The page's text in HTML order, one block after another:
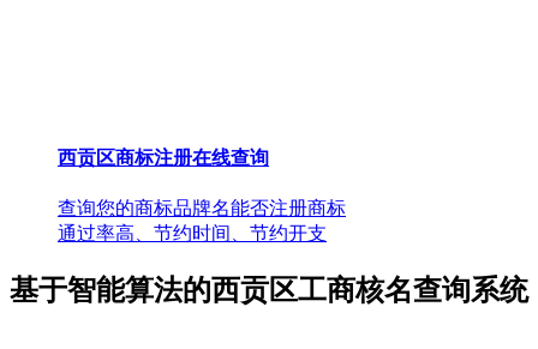
西贡区商标注册在线查询
查询您的商标品牌名能否注册商标
通过率高、节约时间、节约开支
基于智能算法的西贡区工商核名查询系统